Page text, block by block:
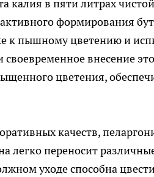
калия в пяти литрах
формирования
к пышному цветению и
своевременное внесение
цветения,
качеств,
легко переносит
уходе способна